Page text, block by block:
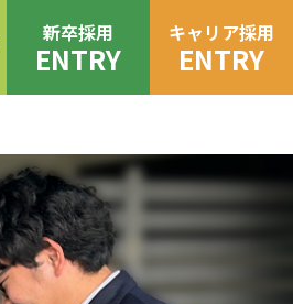
新卒採用
ENTRY
キャリア採用
ENTRY